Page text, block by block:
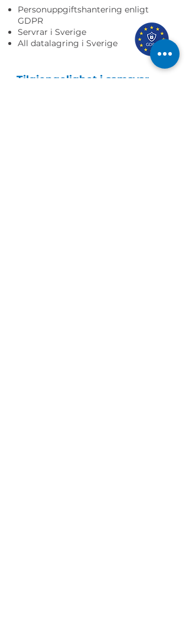
Personuppgiftshantering enligt
GDPR
Servrar i Sverige
All datalagring i Sverige
Tilgjengelighet i samsvar